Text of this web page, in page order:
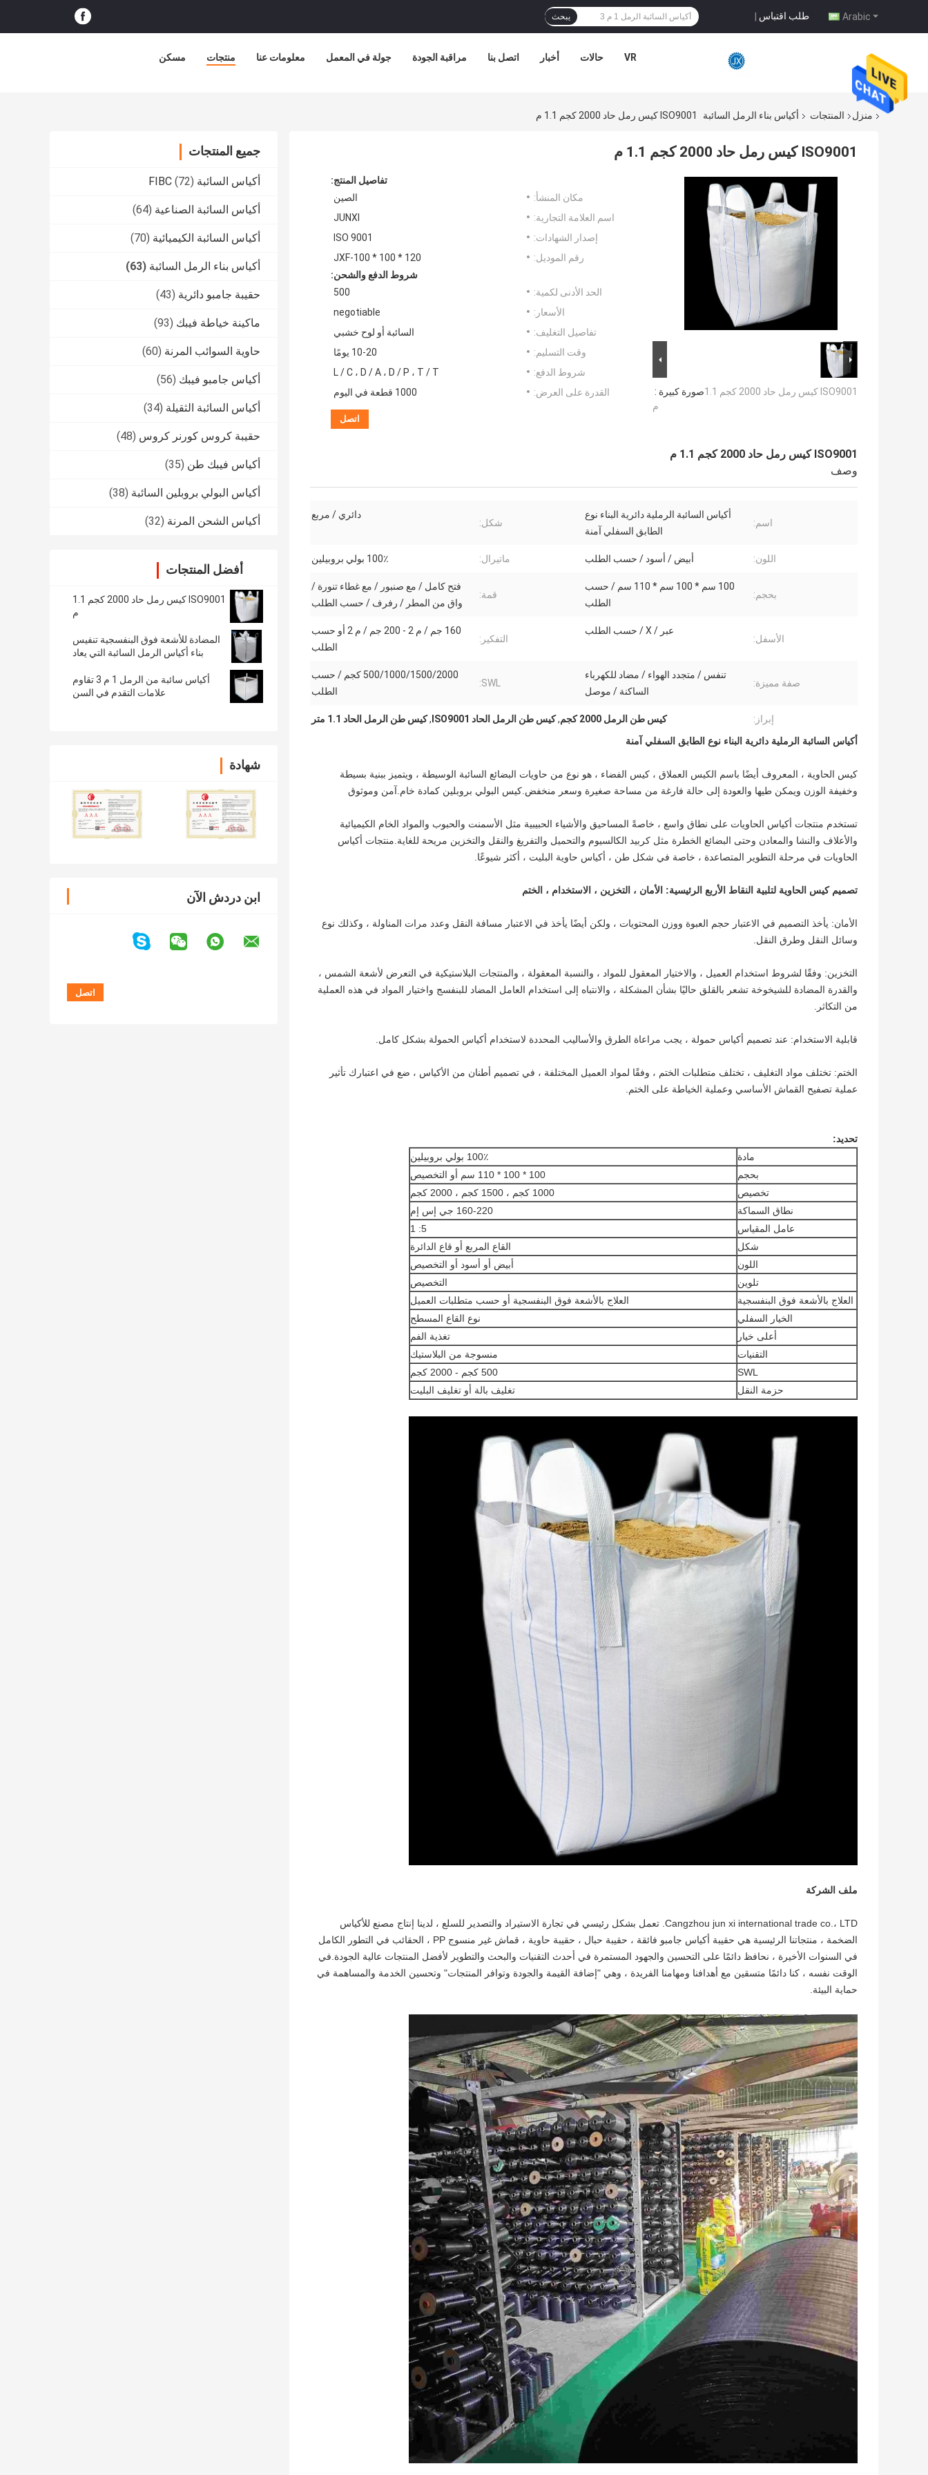
Arabic طلب اقتباس | يبحث
مسكن منتجات معلومات عنا جولة في المعمل مراقبة الجودة اتصل بنا أخبار حالات VR
منزل المنتجات أكياس بناء الرمل السائبة ISO9001 كيس رمل حاد 2000 كجم 1.1 م
جميع المنتجات
أكياس السائبة FIBC (72)
أكياس السائبة الصناعية (64)
أكياس السائبة الكيميائية (70)
أكياس بناء الرمل السائبة (63)
حقيبة جامبو دائرية (43)
ماكينة خياطة فيبك (93)
حاوية السوائب المرنة (60)
أكياس جامبو فيبك (56)
أكياس السائبة الثقيلة (34)
حقيبة كروس كورنر كروس (48)
أكياس فيبك طن (35)
أكياس البولي بروبلين السائبة (38)
أكياس الشحن المرنة (32)
أفضل المنتجات
ISO9001 كيس رمل حاد 2000 كجم 1.1
م
المضادة للأشعة فوق البنفسجية تنفيس
بناء أكياس الرمل السائبة التي يعاد
أكياس سائبة من الرمل 1 م 3 تقاوم
علامات التقدم في السن
شهادة
ابن دردش الآن
ISO9001 كيس رمل حاد 2000 كجم 1.1 م
صورة كبيرة :ISO9001 كيس رمل حاد 2000 كجم 1.1
م
تفاصيل المنتج:
مكان المنشأ:
الصين
اسم العلامة التجارية:
JUNXI
إصدار الشهادات:
ISO 9001
رقم الموديل:
JXF-100 * 100 * 120
شروط الدفع والشحن:
الحد الأدنى لكمية:
500
الأسعار:
negotiable
تفاصيل التغليف:
السائبة أو لوح خشبي
وقت التسليم:
10-20 يومًا
شروط الدفع:
L / C ، D / A ، D / P ، T / T
القدرة على العرض:
1000 قطعة في اليوم
اتصل
ISO9001 كيس رمل حاد 2000 كجم 1.1 م
وصف
اسم:
أكياس السائبة الرملية دائرية البناء نوع
الطابق السفلي آمنة
شكل:
دائري / مربع
اللون: أبيض / أسود / حسب الطلب ماتيرال: 100٪ بولي بروبيلين
بحجم:
100 سم * 100 سم * 110 سم / حسب
الطلب
قمة:
فتح كامل / مع صنبور / مع غطاء تنورة /
واق من المطر / رفرف / حسب الطلب
الأسفل:
عبر / X / حسب الطلب
التفكير:
160 جم ​​/ م 2 - 200 جم / م 2 أو حسب
الطلب
صفة مميزة:
تنفس / متجدد الهواء / مضاد للكهرباء
الساكنة / موصل
SWL:
500/1000/1500/2000 كجم / حسب
الطلب
إبراز: كيس طن الرمل 2000 كجم ,كيس طن الرمل الحاد ISO9001 ,كيس طن الرمل الحاد 1.1 متر
أكياس السائبة الرملية دائرية البناء نوع الطابق السفلي آمنة
كيس الحاوية ، المعروف أيضًا باسم الكيس العملاق ، كيس الفضاء ، هو نوع من حاويات البضائع السائبة الوسيطة ، ويتميز ببنية بسيطة
وخفيفة الوزن ويمكن طيها والعودة إلى حالة فارغة من مساحة صغيرة وسعر منخفض.كيس البولي بروبلين كمادة خام.آمن وموثوق
تستخدم منتجات أكياس الحاويات على نطاق واسع ، خاصةً المساحيق والأشياء الحبيبية مثل الأسمنت والحبوب والمواد الخام الكيميائية
والأعلاف والنشا والمعادن وحتى البضائع الخطرة مثل كربيد الكالسيوم والتحميل والتفريغ والنقل والتخزين مريحة للغاية.منتجات أكياس
الحاويات في مرحلة التطوير المتصاعدة ، خاصة في شكل طن ، أكياس حاوية البليت ، أكثر شيوعًا.
تصميم كيس الحاوية لتلبية النقاط الأربع الرئيسية: الأمان ، التخزين ، الاستخدام ، الختم
الأمان: يأخذ التصميم في الاعتبار حجم العبوة ووزن المحتويات ، ولكن أيضًا يأخذ في الاعتبار مسافة النقل وعدد مرات المناولة ، وكذلك نوع
وسائل النقل وطرق النقل.
التخزين: وفقًا لشروط استخدام العميل ، والاختيار المعقول للمواد ، والنسبة المعقولة ، والمنتجات البلاستيكية في التعرض لأشعة الشمس ،
والقدرة المضادة للشيخوخة تشعر بالقلق حاليًا بشأن المشكلة ، والانتباه إلى استخدام العامل المضاد للبنفسج واختيار المواد في هذه العملية
من التكاثر.
قابلية الاستخدام: عند تصميم أكياس حمولة ، يجب مراعاة الطرق والأساليب المحددة لاستخدام أكياس الحمولة بشكل كامل.
الختم: تختلف مواد التغليف ، تختلف متطلبات الختم ، وفقًا لمواد العميل المختلفة ، في تصميم أطنان من الأكياس ، ضع في اعتبارك تأثير
عملية تصفيح القماش الأساسي وعملية الخياطة على الختم.
تحديد:
مادة
100٪ بولي بروبيلين
بحجم
100 * 100 * 110 سم أو التخصيص
تخصيص
1000 كجم ، 1500 كجم ، 2000 كجم
نطاق السماكة
160-220 جي إس إم
عامل المقياس
5: 1
شكل
القاع المربع أو قاع الدائرة
اللون
أبيض أو أسود أو التخصيص
تلوين
التخصيص
العلاج بالأشعة فوق البنفسجية
العلاج بالأشعة فوق البنفسجية أو حسب متطلبات العميل
الخيار السفلي
نوع القاع المسطح
أعلى خيار
تغذية الفم
التقنيات
منسوجة من البلاستيك
SWL
500 كجم - 2000 كجم
حزمة النقل
تغليف بالة أو تغليف البليت
ملف الشركة
Cangzhou jun xi international trade co.، LTD. تعمل بشكل رئيسي في تجارة الاستيراد والتصدير للسلع ، لدينا إنتاج مصنع للأكياس
الضخمة ، منتجاتنا الرئيسية هي حقيبة أكياس جامبو فائقة ، حقيبة حبال ، حقيبة حاوية ، قماش غير منسوج PP ، الحقائب في التطور الكامل
في السنوات الأخيرة ، نحافظ دائمًا على التحسين والجهود المستمرة في أحدث التقنيات والبحث والتطوير لأفضل المنتجات عالية الجودة.في
الوقت نفسه ، كنا دائمًا متسقين مع أهدافنا ومهامنا الفريدة ، وهي "إضافة القيمة والجودة وتوافر المنتجات" وتحسين الخدمة والمساهمة في
حماية البيئة.